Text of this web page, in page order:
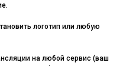
логотип или любую
на любой сервис (ваш